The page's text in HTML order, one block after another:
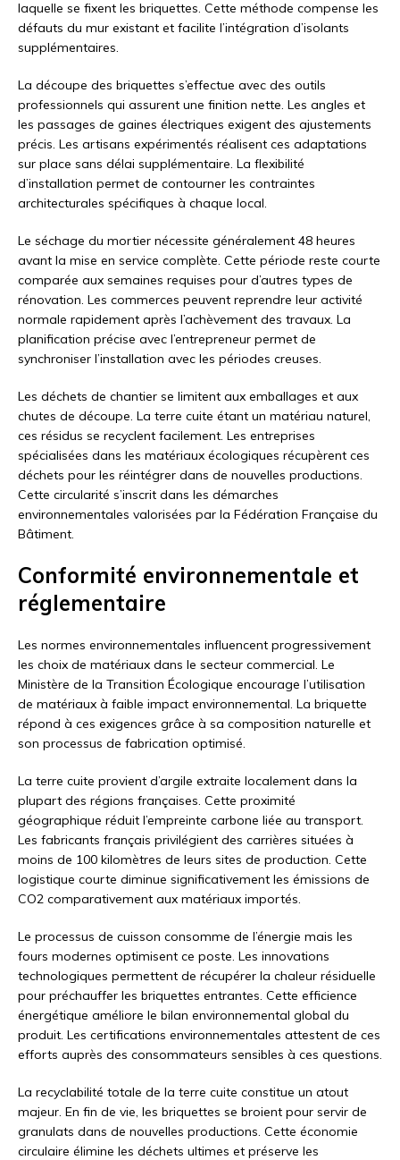
laquelle se fixent les briquettes. Cette méthode compense les
défauts du mur existant et facilite l’intégration d’isolants
supplémentaires.
La découpe des briquettes s’effectue avec des outils
professionnels qui assurent une finition nette. Les angles et
les passages de gaines électriques exigent des ajustements
précis. Les artisans expérimentés réalisent ces adaptations
sur place sans délai supplémentaire. La flexibilité
d’installation permet de contourner les contraintes
architecturales spécifiques à chaque local.
Le séchage du mortier nécessite généralement 48 heures
avant la mise en service complète. Cette période reste courte
comparée aux semaines requises pour d’autres types de
rénovation. Les commerces peuvent reprendre leur activité
normale rapidement après l’achèvement des travaux. La
planification précise avec l’entrepreneur permet de
synchroniser l’installation avec les périodes creuses.
Les déchets de chantier se limitent aux emballages et aux
chutes de découpe. La terre cuite étant un matériau naturel,
ces résidus se recyclent facilement. Les entreprises
spécialisées dans les matériaux écologiques récupèrent ces
déchets pour les réintégrer dans de nouvelles productions.
Cette circularité s’inscrit dans les démarches
environnementales valorisées par la Fédération Française du
Bâtiment.
Conformité environnementale et
réglementaire
Les normes environnementales influencent progressivement
les choix de matériaux dans le secteur commercial. Le
Ministère de la Transition Écologique encourage l’utilisation
de matériaux à faible impact environnemental. La briquette
répond à ces exigences grâce à sa composition naturelle et
son processus de fabrication optimisé.
La terre cuite provient d’argile extraite localement dans la
plupart des régions françaises. Cette proximité
géographique réduit l’empreinte carbone liée au transport.
Les fabricants français privilégient des carrières situées à
moins de 100 kilomètres de leurs sites de production. Cette
logistique courte diminue significativement les émissions de
CO2 comparativement aux matériaux importés.
Le processus de cuisson consomme de l’énergie mais les
fours modernes optimisent ce poste. Les innovations
technologiques permettent de récupérer la chaleur résiduelle
pour préchauffer les briquettes entrantes. Cette efficience
énergétique améliore le bilan environnemental global du
produit. Les certifications environnementales attestent de ces
efforts auprès des consommateurs sensibles à ces questions.
La recyclabilité totale de la terre cuite constitue un atout
majeur. En fin de vie, les briquettes se broient pour servir de
granulats dans de nouvelles productions. Cette économie
circulaire élimine les déchets ultimes et préserve les